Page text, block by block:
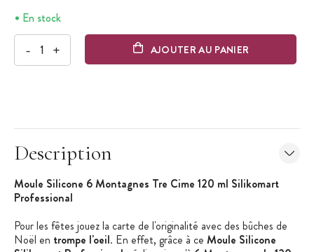
En stock
- + AJOUTER AU PANIER
Description
Moule Silicone 6 Montagnes Tre Cime 120 ml Silikomart
Professional
Pour les fêtes jouez la carte de l'originalité avec des bûches de
Noël en trompe l'oeil. En effet, grâce à ce Moule Silicone